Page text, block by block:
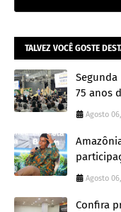
TALVEZ VOCÊ GOSTE
75 anos
Agosto
Agosto
Confira